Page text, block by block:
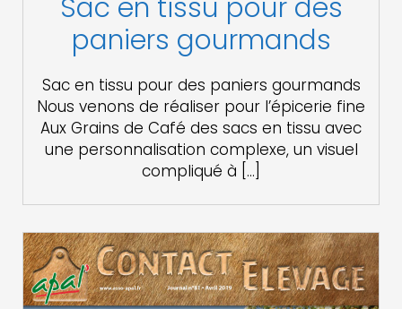
Sac en tissu pour des
paniers gourmands
Sac en tissu pour des paniers gourmands
Nous venons de réaliser pour l’épicerie fine
Aux Grains de Café des sacs en tissu avec
une personnalisation complexe, un visuel
compliqué à […]